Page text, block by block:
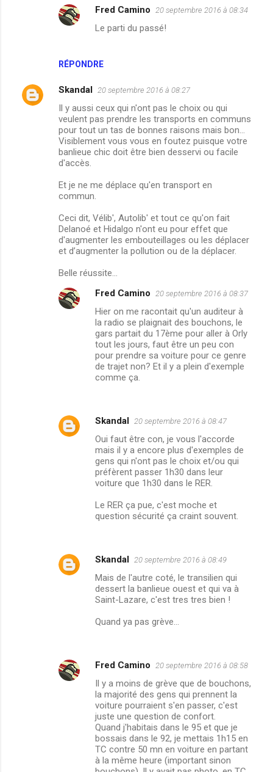
RÉPONDRE
Fred Camino 20 septembre 2016 à 08:34
Le parti du passé!
Skandal 20 septembre 2016 à 08:27
Il y aussi ceux qui n'ont pas le choix ou qui
veulent pas prendre les transports en communs
pour tout un tas de bonnes raisons mais bon...
Visiblement vous vous en foutez puisque votre
banlieue chic doit être bien desservi ou facile
d'accès.
Et je ne me déplace qu'en transport en
commun.
Ceci dit, Vélib', Autolib' et tout ce qu'on fait
Delanoé et Hidalgo n'ont eu pour effet que
d'augmenter les embouteillages ou les déplacer
et d’augmenter la pollution ou de la déplacer.
Belle réussite...
Fred Camino 20 septembre 2016 à 08:37
Hier on me racontait qu'un auditeur à
la radio se plaignait des bouchons, le
gars partait du 17ème pour aller à Orly
tout les jours, faut être un peu con
pour prendre sa voiture pour ce genre
de trajet non? Et il y a plein d'exemple
comme ça.
Skandal 20 septembre 2016 à 08:47
Oui faut être con, je vous l'accorde
mais il y a encore plus d'exemples de
gens qui n'ont pas le choix et/ou qui
préfèrent passer 1h30 dans leur
voiture que 1h30 dans le RER.
Le RER ça pue, c'est moche et
question sécurité ça craint souvent.
Skandal 20 septembre 2016 à 08:49
Mais de l'autre coté, le transilien qui
dessert la banlieue ouest et qui va à
Saint-Lazare, c'est tres tres bien !
Quand ya pas grève...
Fred Camino 20 septembre 2016 à 08:58
Il y a moins de grève que de bouchons,
la majorité des gens qui prennent la
voiture pourraient s'en passer, c'est
juste une question de confort.
Quand j'habitais dans le 95 et que je
bossais dans le 92, je mettais 1h15 en
TC contre 50 mn en voiture en partant
à la même heure (important sinon